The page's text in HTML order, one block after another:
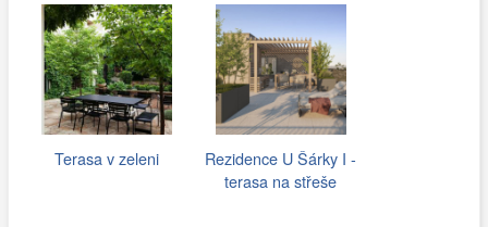
Terasa v zeleni
Rezidence U Šárky I -
terasa na střeše